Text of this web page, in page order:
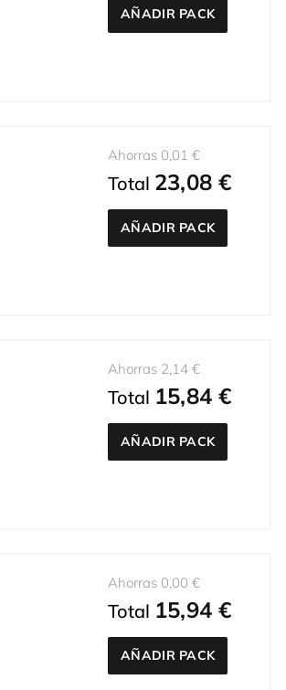
AÑADIR PACK
Ahorras 0,01 €
Total 23,08 €
AÑADIR PACK
Ahorras 2,14 €
Total 15,84 €
AÑADIR PACK
Ahorras 0,00 €
Total 15,94 €
AÑADIR PACK